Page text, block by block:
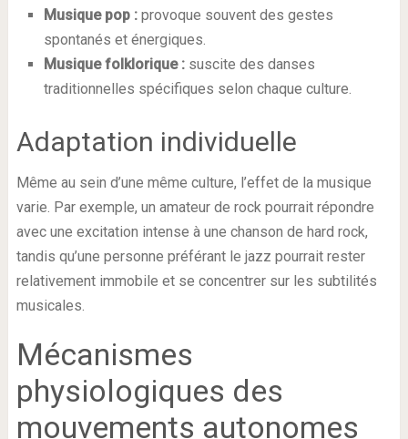
Musique pop :provoque souvent des gestes
spontanés et énergiques.
Musique folklorique :suscite des danses
traditionnelles spécifiques selon chaque culture.
Adaptation individuelle
Même au sein d’une même culture, l’effet de la musique
varie. Par exemple, un amateur de rock pourrait répondre
avec une excitation intense à une chanson de hard rock,
tandis qu’une personne préférant le jazz pourrait rester
relativement immobile et se concentrer sur les subtilités
musicales.
Mécanismes
physiologiques des
mouvements autonomes